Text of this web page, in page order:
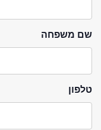
שם משפחה
טלפון